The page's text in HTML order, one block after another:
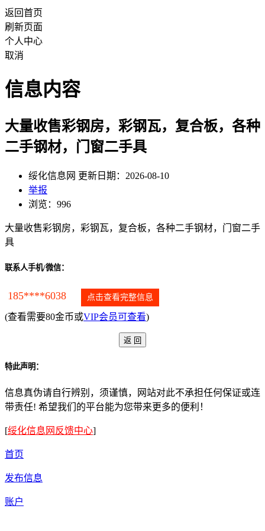
返回首页
刷新页面
个人中心
取消
信息内容
大量收售彩钢房，彩钢瓦，复合板，各种
二手钢材，门窗二手具
绥化信息网 更新日期：2026-08-10
举报
浏览：996
大量收售彩钢房，彩钢瓦，复合板，各种二手钢材，门窗二手
具
联系人手机/微信：
185****6038 点击查看完整信息
(查看需要80金币或VIP会员可查看)
特此声明：
信息真伪请自行辨别，须谨慎，网站对此不承担任何保证或连
带责任! 希望我们的平台能为您带来更多的便利！
[绥化信息网反馈中心]
首页
发布信息
账户